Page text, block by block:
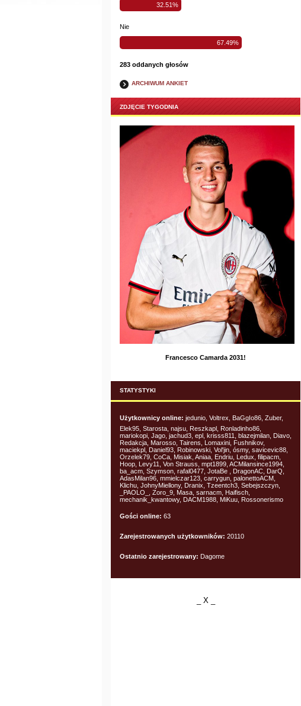
32.51%
Nie
67.49%
283 oddanych głosów
ARCHIWUM ANKIET
ZDJĘCIE TYGODNIA
Francesco Camarda 2031!
STATYSTYKI
Użytkownicy online: jedunio, Voltrex, BaGgIo86, Zuber,
Elek95, Starosta, najsu, Reszkapl, Ronladinho86,
mariokopi, Jago, jachud3, epl, krisss811, blazejmilan, Diavo,
Redakcja, Marosso, Tairens, Lomaxini, Fushnikov,
maciekpl, Daniel93, Robinowski, Vol'jin, ósmy, savicevic88,
Orzelek79, CoCa, Misiak, Aniaa, Endriu, Ledux, filipacm,
Hoop, Levy11, Von Strauss, mpt1899, ACMilansince1994,
ba_acm, Szymson, rafal0477, JotaBe , DragonAC, DarQ,
AdasMilan96, mmielczar123, carrygun, palonettoACM,
Klichu, JohnyMiellony, Dranix, Tzeentch3, Sebejszczyn,
_PAOLO_, Zoro_9, Masa, sarnacm, Haifisch,
mechanik_kwantowy, DACM1988, MiKuu, Rossonerismo
Gości online: 63
Zarejestrowanych użytkowników: 20110
Ostatnio zarejestrowany: Dagome
_ X _